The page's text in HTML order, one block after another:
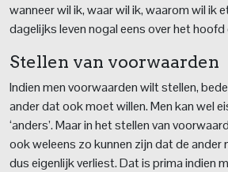
wanneer wil ik, waar wil ik, waarom wil ik
dagelijks leven nogal eens over het hoofd
Stellen van voorwaarden
Indien men voorwaarden wilt stellen,
ander dat ook moet willen. Men kan wel
‘anders’. Maar in het stellen van
ook weleens zo kunnen zijn dat de ander
dus eigenlijk verliest. Dat is prima indien